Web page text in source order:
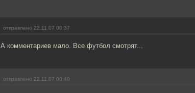
отправлено 22.11.07 00:37
А комментариев мало. Все футбол смотрят...
отправлено 22.11.07 00:40